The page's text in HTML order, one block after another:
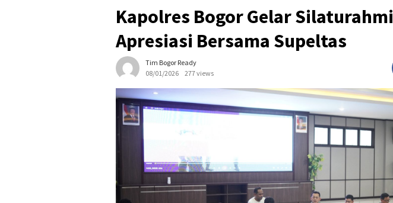
Kapolres Bogor Gelar
Apresiasi Bersama Supeltas
Tim Bogor Ready
08/01/2026
277 views